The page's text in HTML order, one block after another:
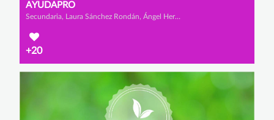
AYUDAPRO
Secundaria, Laura Sánchez Rondán, Ángel Hernández Asensio y Arhoa Soto Jordán
+20